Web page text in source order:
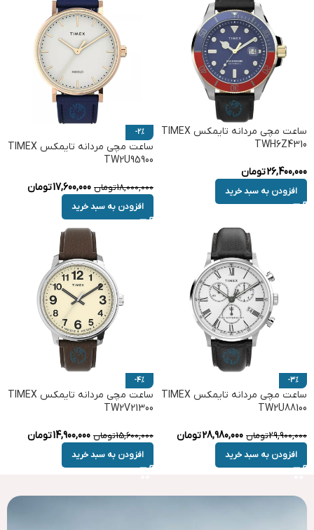
ساعت مچی مردانه تایمکس TIMEX
TWH6Z4310
26,400,000تومان
افزودن به سبد خرید
-2%
ساعت مچی مردانه تایمکس TIMEX
TW2U95900
18,000,000تومان 17,600,000تومان
افزودن به سبد خرید
-3%
ساعت مچی مردانه تایمکس TIMEX
TW2U88100
29,900,000تومان 28,980,000تومان
افزودن به سبد خرید
-4%
ساعت مچی مردانه تایمکس TIMEX
TW2V21300
15,600,000تومان 14,900,000تومان
افزودن به سبد خرید